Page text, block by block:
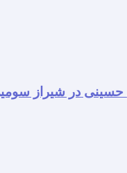
حسینی در شیراز